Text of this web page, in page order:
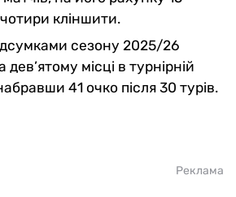
кліншити.
сезону 2025/26
місці в турнірній
41 очко після 30 турів.
Реклама